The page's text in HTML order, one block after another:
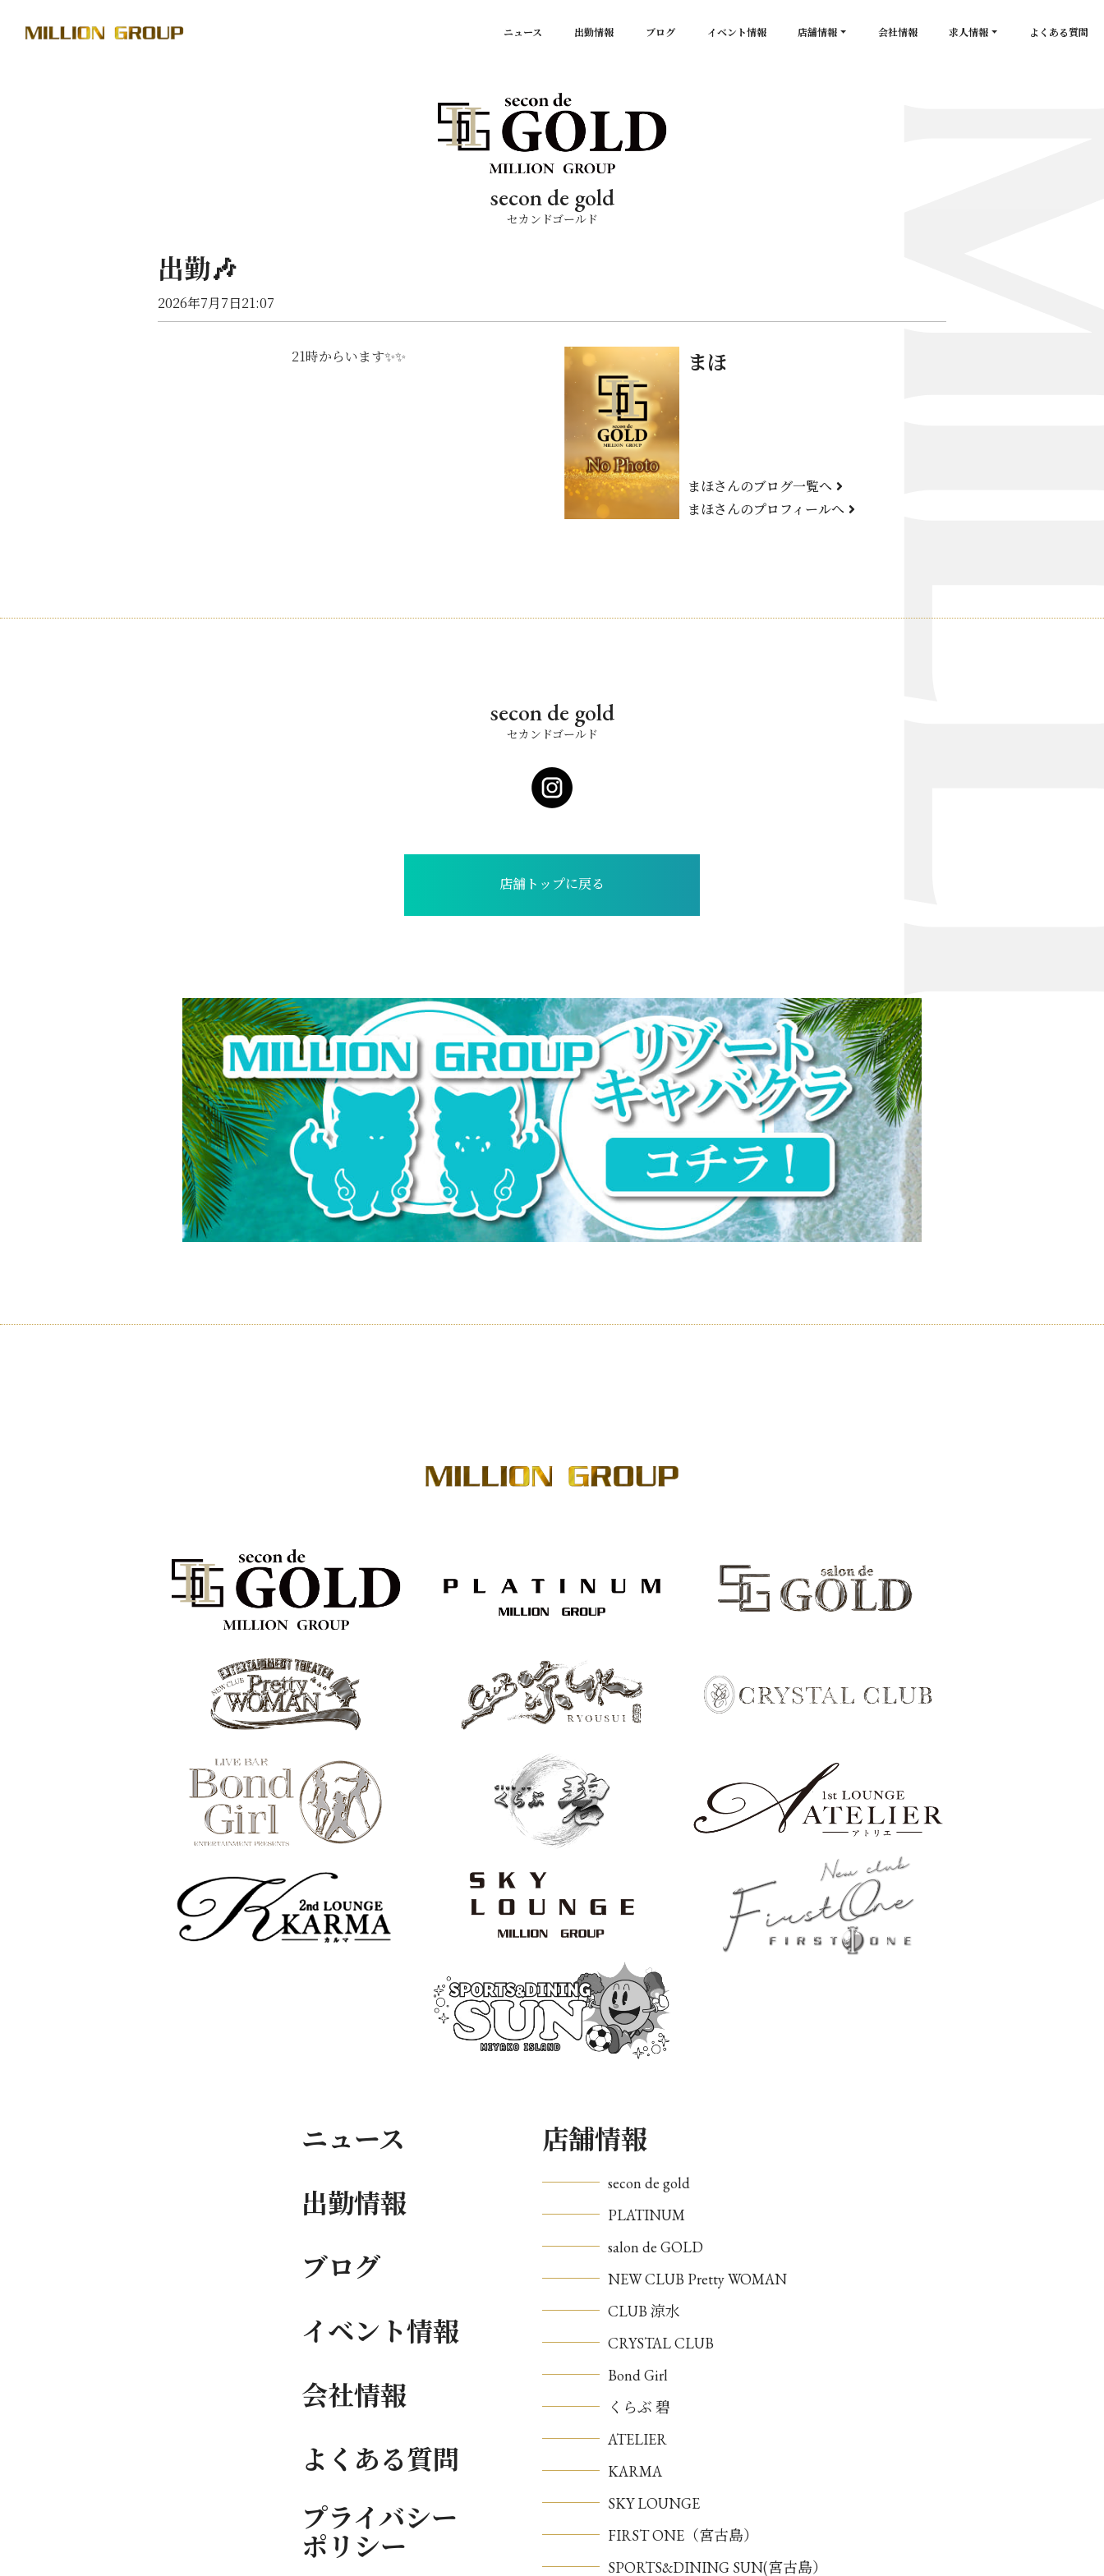
ニュース 出勤情報 ブログ イベント情報 店舗情報
KARMA
SPORTS&DINING SUN(宮古島）
会社情報 求人情報 よくある質問
secon de gold
セカンドゴールド
出勤🎶
2026年7月7日21:07
21時からいます✨✨ まほ
まほさんのブログ一覧へ
まほさんのプロフィールへ
secon de gold
セカンドゴールド
店舗トップに戻る
ニュース
出勤情報
ブログ
イベント情報
会社情報
よくある質問
プライバシー
ポリシー
店舗情報
secon de gold
PLATINUM
salon de GOLD
NEW CLUB Pretty WOMAN
CLUB 涼水
CRYSTAL CLUB
Bond Girl
くらぶ 碧
ATELIER
KARMA
SKY LOUNGE
FIRST ONE（宮古島）
SPORTS&DINING SUN(宮古島）